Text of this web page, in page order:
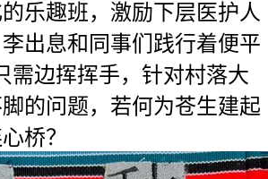
乐趣班，激励下层医护人
出息和同事们践行着便平
需边挥挥手，针对村落大
的问题，若何为苍生建起
桥？